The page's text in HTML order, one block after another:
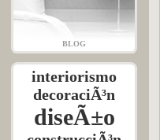
BLOG
interiorismo
decoraciÃ³n
diseÃ±o